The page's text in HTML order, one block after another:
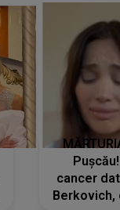
cancer
Berkovich,